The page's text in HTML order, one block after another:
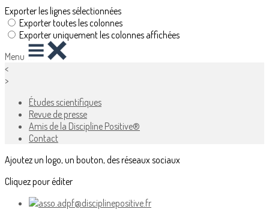
Exporter les lignes sélectionnées
Exporter toutes les colonnes
Exporter uniquement les colonnes affichées
Menu
<
>
Études scientifiques
Revue de presse
Amis de la Discipline Positive®
Contact
Ajoutez un logo, un bouton, des réseaux sociaux
Cliquez pour éditer